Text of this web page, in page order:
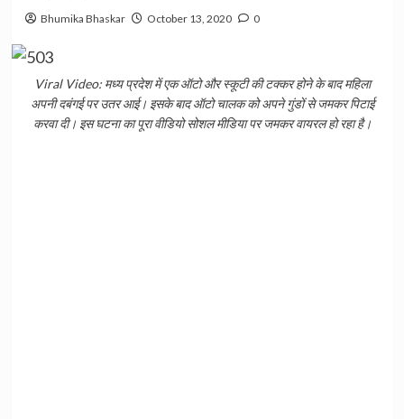
Bhumika Bhaskar October 13, 2020 0
Viral Video: मध्य प्रदेश में एक ऑटो और स्कूटी की टक्कर होने के बाद महिला
अपनी दबंगई पर उतर आई। इसके बाद ऑटो चालक को अपने गुंडों से जमकर पिटाई
करवा दी। इस घटना का पूरा वीडियो सोशल मीडिया पर जमकर वायरल हो रहा है।